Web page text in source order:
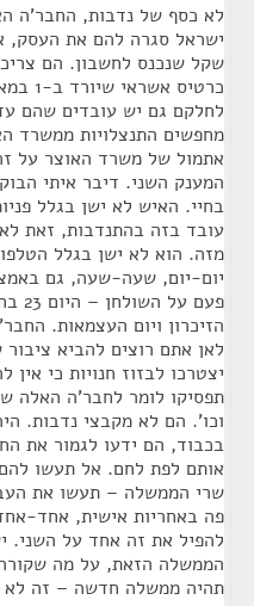
לא כסף של נדבות, החבר'ה
ישראל סגרה להם את העסק,
שקל שנכנס לחשבון. הם
לחלקם גם יש עובדים שהם
מחפשים התנצלויות ממשרד
אתמול של משרד האוצר על
המענק השני. דיבר איתי
בחיי. האיש לא ישן בגלל
עובד בזה בהתנדבות, זאת
מזה. הוא לא ישן בגלל
יום-יום, שעה-שעה, גם
הזיכרון ויום העצמאות.
לאן אתם רוצים להביא
יצטרכו לבזוז חנויות כי
תפסיקו לומר לחבר'ה האלה
וכו'. הם לא מקבצי נדבות.
בכבוד, הם ידעו לגמור את
אותם לפת לחם. אל תעשו
שרי הממשלה – תעשו את
פה באחריות אישית, אחד-
להפיל את זה אחד על השני.
הממשלה הזאת, על מה
תהיה ממשלה חדשה – זה לא